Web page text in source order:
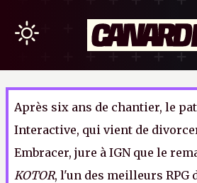
Après six ans de chantier, le
Interactive, qui vient de
Embracer, jure à IGN que le
KOTOR, l'un des meilleurs RPG